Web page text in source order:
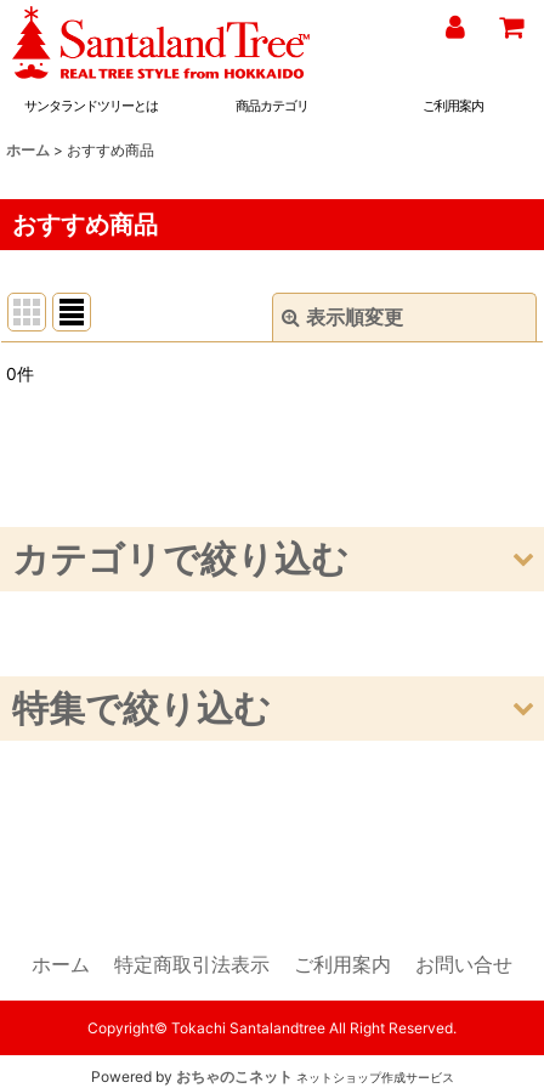
サンタランドツリーとは 商品カテゴリ ご利用案内
ホーム > おすすめ商品
おすすめ商品
表示順変更
表示数
0件
カテゴリで絞り込む
エクストララージ
オプション
特集で絞り込む
ホーム 特定商取引法表示 ご利用案内 お問い合せ
Copyright© Tokachi Santalandtree All Right Reserved.
Powered by おちゃのこネット ネットショップ作成サービス